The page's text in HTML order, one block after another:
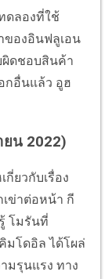
ดลองที่ใช้
องอินฟลูเอน
ผิดชอบสินค้า
กอื่นแล้ว อูฮ
ยน 2022)
ยวกับเรื่อง
ข่าต่อหน้า กี
โมรันที่
มโดอิล ได้โผล่
มรุนแรง ทาง